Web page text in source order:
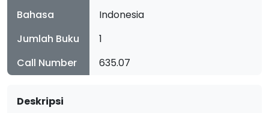
Bahasa
Indonesia
Jumlah Buku
1
Call Number
635.07
Deskripsi